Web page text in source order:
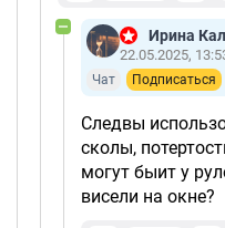
Ирина
22.05.2025,
Чат Подписаться
Следвы
сколы,
могут быит у
висели на окне?